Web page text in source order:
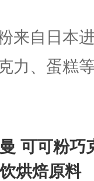
来自日本
力、蛋糕
可可粉巧克力
烘焙原料